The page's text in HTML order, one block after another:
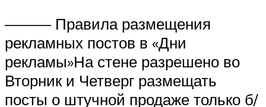
——— Правила размещения
рекламных постов в «Дни
рекламы»На стене разрешено во
Вторник и Четверг размещать
посты о штучной продаже только б/